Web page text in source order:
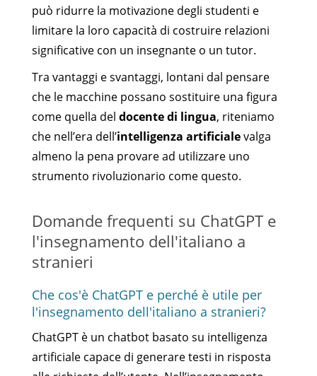
può ridurre la motivazione degli studenti e
limitare la loro capacità di costruire relazioni
significative con un insegnante o un tutor.
Tra vantaggi e svantaggi, lontani dal pensare
che le macchine possano sostituire una figura
come quella del docente di lingua, riteniamo
che nell’era dell’intelligenza artificialevalga
almeno la pena provare ad utilizzare uno
strumento rivoluzionario come questo.
Domande frequenti su ChatGPT e
l'insegnamento dell'italiano a
stranieri
Che cos'è ChatGPT e perché è utile per
l'insegnamento dell'italiano a stranieri?
ChatGPT è un chatbot basato su intelligenza
artificiale capace di generare testi in risposta